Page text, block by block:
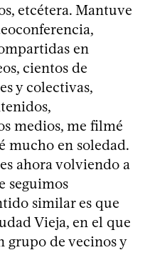
etcétera. Mantuve
en
cientos de
y colectivas,
medios, me filmé
mucho en soledad.
ahora volviendo a
seguimos
similar es que
Vieja, en el que
grupo de vecinos y